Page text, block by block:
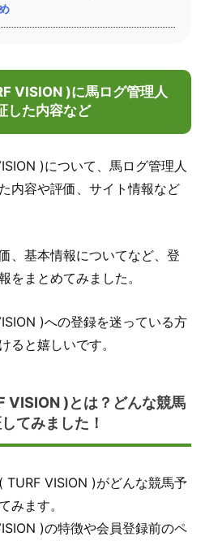
VISION )に馬ログ管理人
した内容など
)について、馬ログ管理人
内容や評価、サイト情報など
、基本情報についてなど、登
をまとめてみました。
)への登録を迷っている方
ると嬉しいです。
VISION )とは？どんな競馬
てみました！
TURF VISION )がどんな競馬予
みます。
)の特徴や会員登録前のペ